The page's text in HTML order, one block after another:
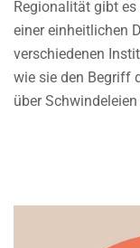
Regionalität gibt
einer einheitlichen
verschiedenen
wie sie den Begriff
über